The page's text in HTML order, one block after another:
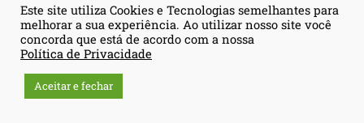
Este site utiliza Cookies e Tecnologias semelhantes para
melhorar a sua experiência. Ao utilizar nosso site você
concorda que está de acordo com a nossa
Política de Privacidade
Aceitar e fechar